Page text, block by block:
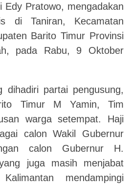
Edy Pratowo, mengadakan
di Taniran, Kecamatan
Barito Timur Provinsi
pada Rabu, 9 Oktober
dihadiri partai pengusung,
Timur M Yamin, Tim
warga setempat. Haji
calon Wakil Gubernur
calon Gubernur H.
juga masih menjabat
mendampingi